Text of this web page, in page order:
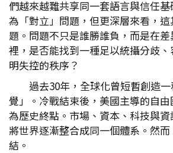
們越來越難共享同一套語言與信任
為「對立」問題，但更深層來看，
題。問題不只是誰勝誰負，而是在
裡，是否能找到一種足以統攝分歧
明失控的秩序？
過去30年，全球化曾短暫創造
覺」。冷戰結束後，美國主導的自
為歷史終點。市場、資本、科技與
將世界逐漸整合成同一個體系。然
結。